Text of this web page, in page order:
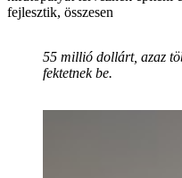
fejlesztik, összesen
55 millió dollárt, azaz
fektetnek be.